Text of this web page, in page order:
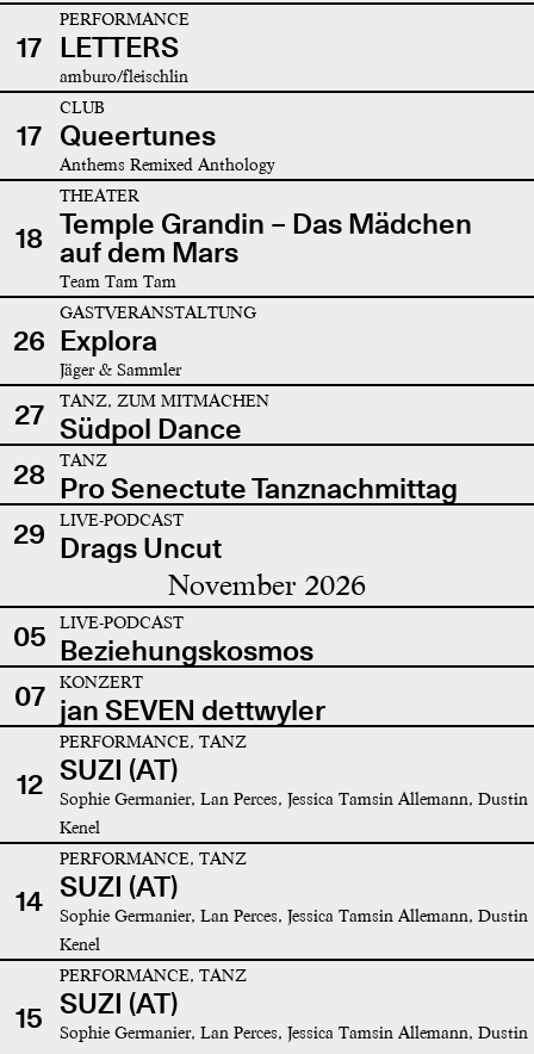
17
PERFORMANCE
LETTERS
amburo/fleischlin
17
CLUB
Queertunes
Anthems Remixed Anthology
18
THEATER
Temple Grandin – Das Mädchen
auf dem Mars
Team Tam Tam
26
GASTVERANSTALTUNG
Explora
Jäger & Sammler
27 TANZ, ZUM MITMACHEN
Südpol Dance
28
TANZ
Pro Senectute Tanznachmittag
29
LIVE-PODCAST
Drags Uncut
November 2026
05 LIVE-PODCAST
Beziehungskosmos
07
KONZERT
jan SEVEN dettwyler
12
PERFORMANCE, TANZ
SUZI (AT)
Sophie Germanier, Lan Perces, Jessica Tamsin Allemann, Dustin
Kenel
14
PERFORMANCE, TANZ
SUZI (AT)
Sophie Germanier, Lan Perces, Jessica Tamsin Allemann, Dustin
Kenel
15
PERFORMANCE, TANZ
SUZI (AT)
Sophie Germanier, Lan Perces, Jessica Tamsin Allemann, Dustin